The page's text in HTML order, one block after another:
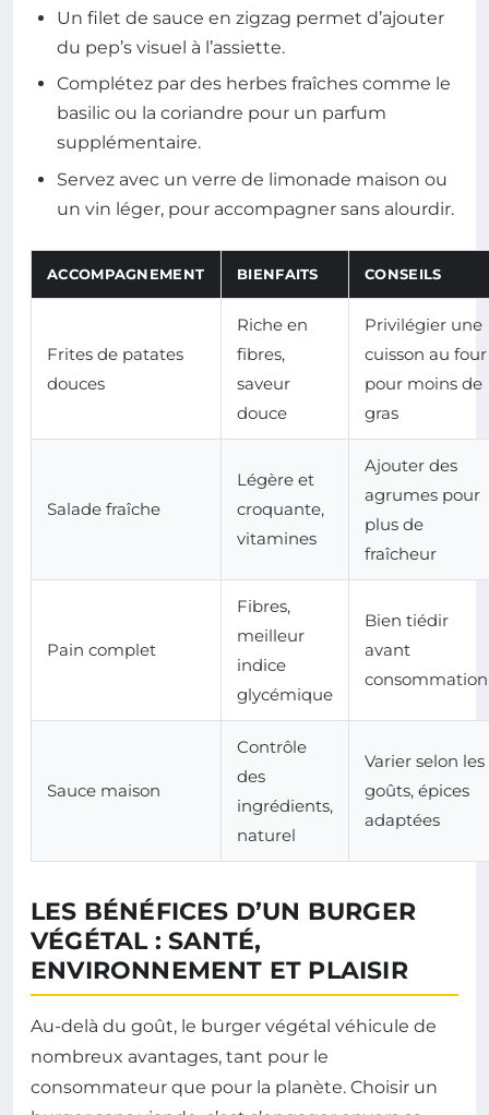
Un filet de sauce en zigzag permet d’ajouter
du pep’s visuel à l’assiette.
Complétez par des herbes fraîches comme le
basilic ou la coriandre pour un parfum
supplémentaire.
Servez avec un verre de limonade maison ou
un vin léger, pour accompagner sans alourdir.
ACCOMPAGNEMENT BIENFAITS CONSEILS
Frites de patates
douces
Riche en
fibres,
saveur
douce
Privilégier une
cuisson au four
pour moins de
gras
Salade fraîche
Légère et
croquante,
vitamines
Ajouter des
agrumes pour
plus de
fraîcheur
Pain complet
Fibres,
meilleur
indice
glycémique
Bien tiédir
avant
consommation
Sauce maison
Contrôle
des
ingrédients,
naturel
Varier selon les
goûts, épices
adaptées
LES BÉNÉFICES D’UN BURGER
VÉGÉTAL : SANTÉ,
ENVIRONNEMENT ET PLAISIR
Au-delà du goût, le burger végétal véhicule de
nombreux avantages, tant pour le
consommateur que pour la planète. Choisir un